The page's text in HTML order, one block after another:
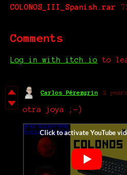
COLONOS_III_Spanish.rar
Comments
Log in with itch.io to
Carlos Pérezgrin 2
otra joya ;-)